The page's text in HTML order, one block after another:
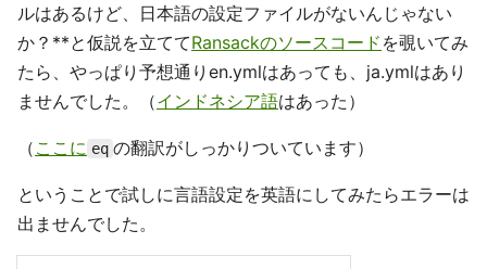
ルはあるけど、日本語の設定ファイルがないんじゃない
か？**と仮説を立ててRansackのソースコード を覗いてみ
たら、やっぱり予想通りen.ymlはあっても、ja.ymlはあり
ませんでした。（インドネシア語はあった）
（ ここに eq の翻訳がしっかりついています）
ということで試しに言語設定を英語にしてみたらエラーは
出ませんでした。